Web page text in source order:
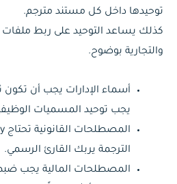
توحيدها داخل كل مستند مترجم.
كذلك يساعد التوحيد على ربط ملفات
والتجارية بوضوح.
أسماء الإدارات يجب أن تكون
يجب توحيد المسميات
الترجمة يربك القارئ الرسمي.
المصطلحات المالية يجب